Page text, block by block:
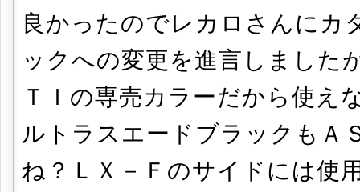
良かったのでレカロさんにカ
ックへの変更を進言しました
ＴＩの専売カラーだから使え
ルトラスエードブラックもＡ
ね？ＬＸ－Ｆのサイドには使